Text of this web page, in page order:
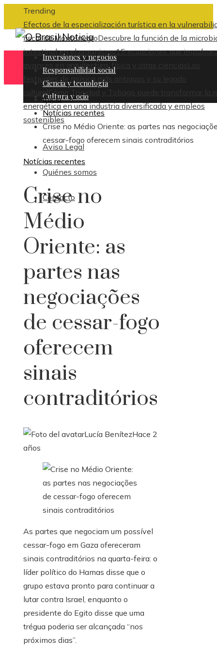
Trending
Efectos de la especialización turística en la
fiscal de MontenegroDescubre la función de la
intestinal en el organismo15 ecuaciones que
avances en arquitectura, física y otras ciencias
Los
festivales de música más antiguos y su legado
cultural Cómo Trinidad y Tobago puede transformar la
energética en una industria diversificada y empleos
sostenibles
Aviso Legal
Quiénes somos
Contacto
Inversiones y negocios
Responsabilidad social
Ciencia y tecnología
Cultura y ocio
Inicio
Notícias recentes
Crise no Médio Oriente: as partes nas
cessar-fogo oferecem sinais contraditórios
Notícias recentes
Crise no
Médio
Oriente: as
partes nas
negociações
de cessar-fogo
oferecem
sinais
contraditórios
Lucía BenítezHace 2
años
As partes que negociam um possível
cessar-fogo em Gaza ofereceram
sinais contraditórios na quarta-feira: o
líder político do Hamas disse que o
grupo estava pronto para continuar a
lutar contra Israel, enquanto o
presidente do Egito disse que uma
trégua poderia ser alcançada “nos
próximos dias”.